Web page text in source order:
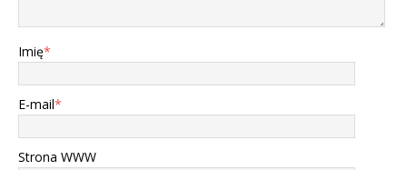
Imię*
E-mail*
Strona WWW